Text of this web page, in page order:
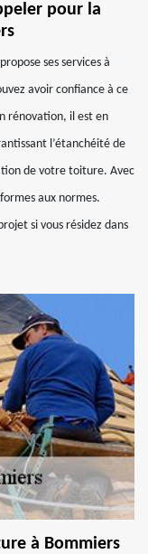
pour la
ses services à
avoir confiance à ce
rénovation, il est en
l’étanchéité de
de votre toiture. Avec
aux normes.
si vous résidez dans
à Bommiers